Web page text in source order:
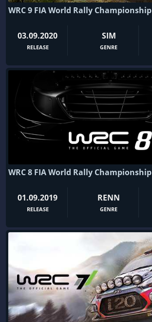
WRC 9 FIA World Rally Championship
03.09.2020
RELEASE
SIM
GENRE
WRC 8 FIA World Rally Championship
01.09.2019
RELEASE
RENN
GENRE